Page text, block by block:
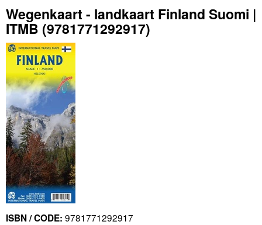
Wegenkaart - landkaart Finland Suomi |
ITMB (9781771292917)
ISBN / CODE: 9781771292917